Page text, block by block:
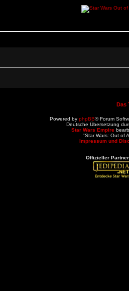
Das
Powered by phpBB® Forum
Deutsche Übersetzung
Star Wars Empire
"Star Wars: Out of
Impressum und
Offizieller